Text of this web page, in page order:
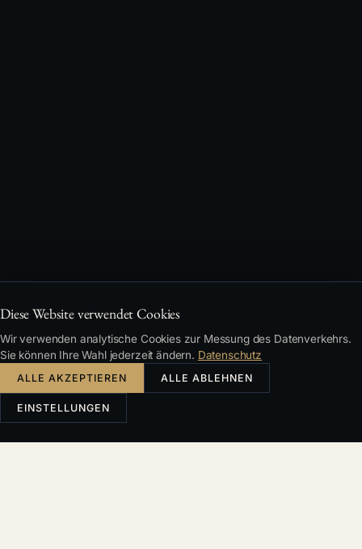
Diese Website verwendet Cookies
Wir verwenden analytische Cookies zur Messung des Datenverkehrs.
Sie können Ihre Wahl jederzeit ändern. Datenschutz
ALLE AKZEPTIEREN ALLE ABLEHNEN
EINSTELLUNGEN